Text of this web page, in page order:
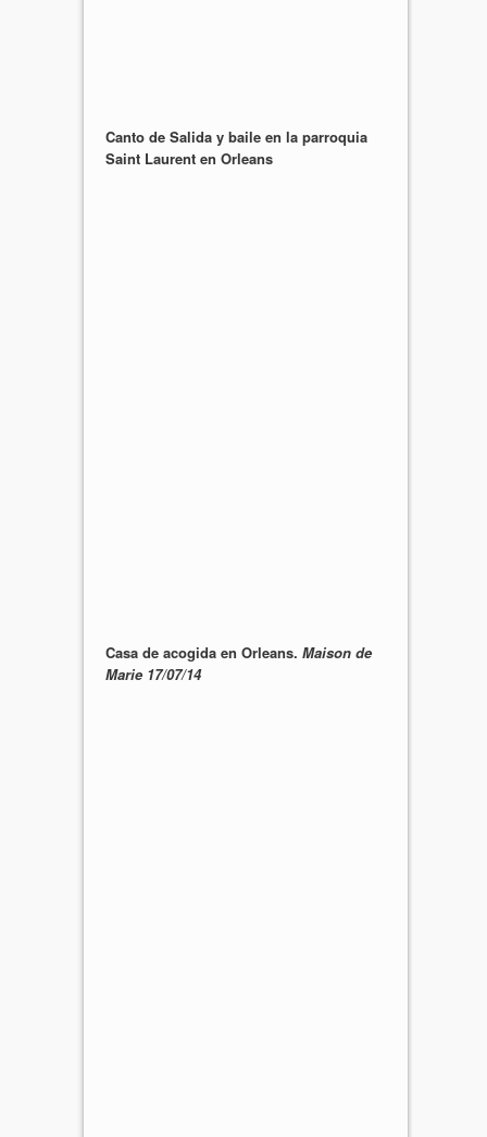
Canto de Salida y baile en la parroquia
Saint Laurent en Orleans
Casa de acogida en Orleans. Maison de
Marie 17/07/14